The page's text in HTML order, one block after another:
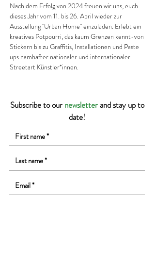
Nach dem Erfolg von 2024 freuen wir uns, euch
dieses Jahr vom 11. bis 26. April wieder zur
Ausstellung "Urban Home" einzuladen. Erlebt ein
kreatives Potpourri, das kaum Grenzen kennt-von
Stickern bis zu Graffitis, Installationen und Paste
ups namhafter nationaler und internationaler
Streetart Künstler*innen.
Subscribe to our newsletterand stay up to
date!